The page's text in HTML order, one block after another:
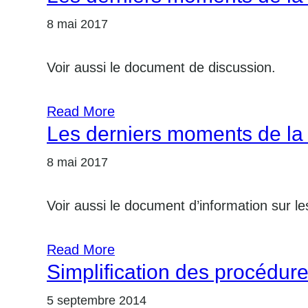
8 mai 2017
Voir aussi le document de discussion.
Read More
Les derniers moments de
8 mai 2017
Voir aussi le document d’information sur
Read More
Simplification des
5 septembre 2014